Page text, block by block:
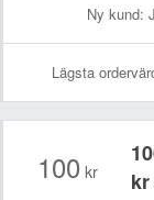
Ny kund:
Lägsta
100 kr